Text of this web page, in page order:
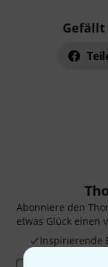
Gefällt
Abonniere den
etwas Glück einen
Inspirierende